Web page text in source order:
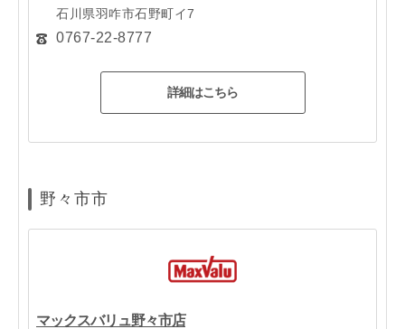
石川県羽咋市石野町イ7
0767-22-8777
詳細はこちら
野々市市
マックスバリュ野々市店